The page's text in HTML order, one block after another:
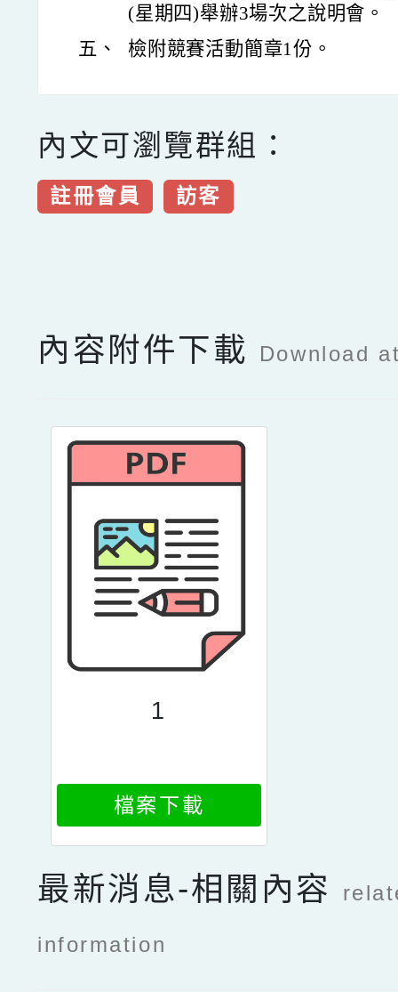
(星期四)舉辦3場次之說明會。
五、
檢附競賽活動簡章1份。
內文可瀏覽群組：
註冊會員 訪客
內容附件下載 Download
1
檔案下載
最新消息-相關內容
information